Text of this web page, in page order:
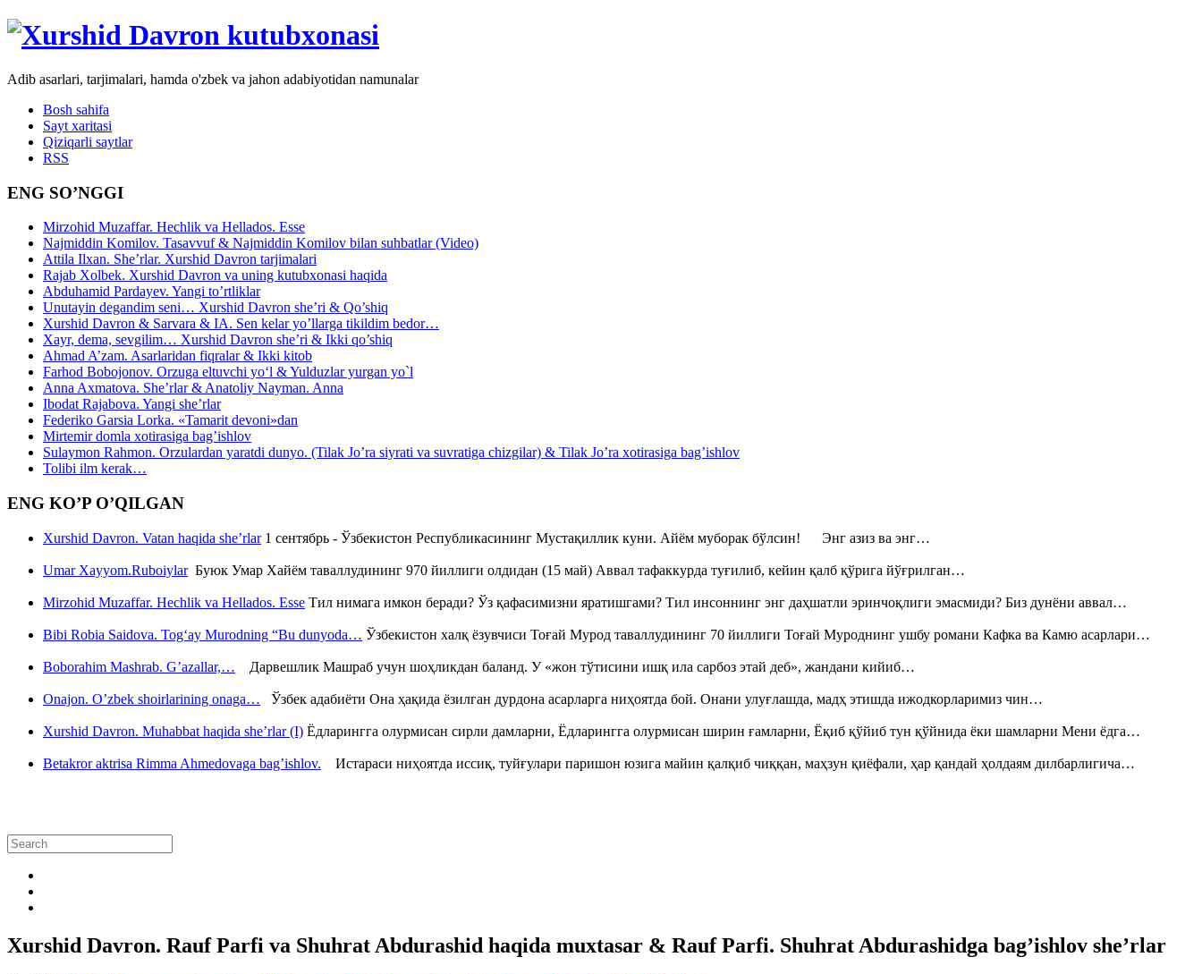
Adib asarlari, tarjimalari, hamda o'zbek va jahon adabiyotidan namunalar
Bosh sahifa
Sayt xaritasi
Qiziqarli saytlar
RSS
ENG SO’NGGI
Mirzohid Muzaffar. Hechlik va Hellados. Esse
Najmiddin Komilov. Tasavvuf & Najmiddin Komilov bilan suhbatlar (Video)
Attila Ilxan. She’rlar. Xurshid Davron tarjimalari
Rajab Xolbek. Xurshid Davron va uning kutubxonasi haqida
Abduhamid Pardayev. Yangi to’rtliklar
Unutayin degandim seni… Xurshid Davron she’ri & Qo’shiq
Xurshid Davron & Sarvara & IA. Sen kelar yo’llarga tikildim bedor…
Xayr, dema, sevgilim… Xurshid Davron she’ri & Ikki qo’shiq
Ahmad A’zam. Asarlaridan fiqralar & Ikki kitob
Farhod Bobojonov. Orzuga eltuvchi yo‘l & Yulduzlar yurgan yo`l
Anna Axmatova. She’rlar & Anatoliy Nayman. Anna
Ibodat Rajabova. Yangi she’rlar
Federiko Garsia Lorka. «Tamarit devoni»dan
Mirtemir domla xotirasiga bag’ishlov
Sulaymon Rahmon. Orzulardan yaratdi dunyo. (Tilak Jo’ra siyrati va suvratiga chizgilar) & Tilak Jo’ra xotirasiga bag’ishlov
Tolibi ilm kerak…
ENG KO’P O’QILGAN
Xurshid Davron. Vatan haqida she’rlar1 сентябрь - Ўзбекистон Республикасининг Мустақиллик куни. Айём муборак бўлсин! Энг азиз ва энг…
Umar Xayyom.RuboiylarБуюк Умар Хайём таваллудининг 970 йиллиги олдидан (15 май) Аввал тафаккурда туғилиб, кейин қалб қўрига йўғрилган…
Mirzohid Muzaffar. Hechlik va Hellados. Esse Тил нимага имкон беради? Ўз қафасимизни яратишгами? Тил инсоннинг энг даҳшатли эринчоқлиги эмасмиди? Биз дунёни аввал…
Bibi Robia Saidova. Tog‘ay Murodning “Bu dunyoda… Ўзбекистон халқ ёзувчиси Тоғай Мурод таваллудининг 70 йиллиги Тоғай Муроднинг ушбу романи Кафка ва Камю асарлари…
Boborahim Mashrab. G’azallar,… Дарвешлик Машраб учун шоҳликдан баланд. У «жон тўтисини ишқ ила сарбоз этай деб», жандани кийиб…
Onajon. O’zbek shoirlarining onaga… Ўзбек адабиёти Она ҳақида ёзилган дурдона асарларга ниҳоятда бой. Онани улуғлашда, мадҳ этишда ижодкорларимиз чин…
Xurshid Davron. Muhabbat haqida she’rlar (I) Ёдларингга олурмисан сирли дамларни, Ёдларингга олурмисан ширин ғамларни, Ёқиб қўйиб тун қўйнида ёки шамларни Мени ёдга…
Betakror aktrisa Rimma Ahmedovaga bag’ishlov. Истараси ниҳоятда иссиқ, туйғулари паришон юзига майин қалқиб чиққан, маҳзун қиёфали, ҳар қандай ҳолдаям дилбарлигича…
Xurshid Davron. Rauf Parfi va Shuhrat Abdurashid haqida muxtasar & Rauf Parfi. Shuhrat Abdurashidga bag’ishlov she’rlar